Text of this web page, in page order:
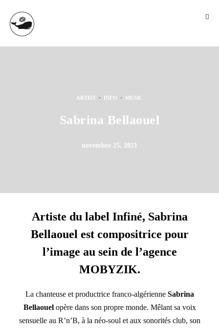
ARTIST · INFO · MUSIC
Sabrina Bellaouel
novembre 25, 2021
Artiste du label Infiné, Sabrina
Bellaouel est compositrice pour
l’image au sein de l’agence
MOBYZIK.
La chanteuse et productrice franco-algérienne Sabrina
Bellaouelopère dans son propre monde. Mêlant sa voix
sensuelle au R’n’B, à la néo-soul et aux sonorités club, son